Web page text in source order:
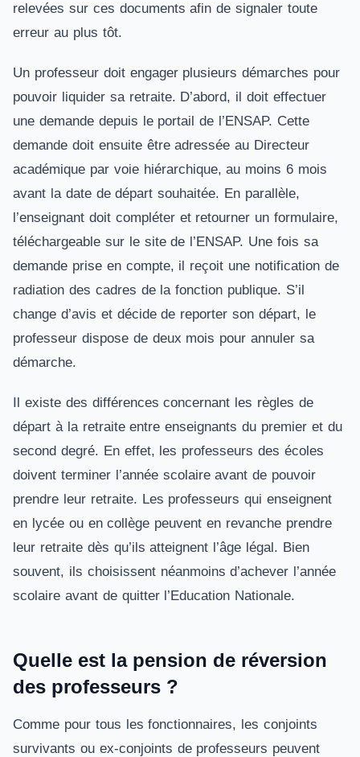
relevées sur ces documents afin de signaler toute
erreur au plus tôt.
Un professeur doit engager plusieurs démarches pour
pouvoir liquider sa retraite. D’abord, il doit effectuer
une demande depuis le portail de l’ENSAP. Cette
demande doit ensuite être adressée au Directeur
académique par voie hiérarchique, au moins 6 mois
avant la date de départ souhaitée. En parallèle,
l’enseignant doit compléter et retourner un formulaire,
téléchargeable sur le site de l’ENSAP. Une fois sa
demande prise en compte, il reçoit une notification de
radiation des cadres de la fonction publique. S’il
change d’avis et décide de reporter son départ, le
professeur dispose de deux mois pour annuler sa
démarche.
Il existe des différences concernant les règles de
départ à la retraite entre enseignants du premier et du
second degré. En effet, les professeurs des écoles
doivent terminer l’année scolaire avant de pouvoir
prendre leur retraite. Les professeurs qui enseignent
en lycée ou en collège peuvent en revanche prendre
leur retraite dès qu’ils atteignent l’âge légal. Bien
souvent, ils choisissent néanmoins d’achever l’année
scolaire avant de quitter l’Education Nationale.
Quelle est la pension de réversion
des professeurs ?
Comme pour tous les fonctionnaires, les conjoints
survivants ou ex-conjoints de professeurs peuvent